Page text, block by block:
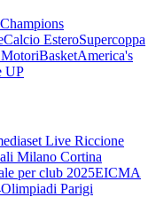
Champions
Calcio EsteroSupercoppa
BasketAmerica's
UP
Live Riccione
Milano Cortina
per club 2025EICMA
Olimpiadi Parigi